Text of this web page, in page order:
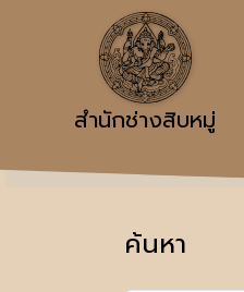
สำนักช่างสิบหมู่
ค้นหา